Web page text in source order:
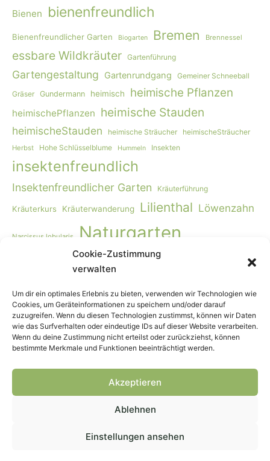
Cookie-Zustimmung
verwalten
Um dir ein optimales Erlebnis zu bieten, verwenden wir Technologien wie
Cookies, um Geräteinformationen zu speichern und/oder darauf
zuzugreifen. Wenn du diesen Technologien zustimmst, können wir Daten
wie das Surfverhalten oder eindeutige IDs auf dieser Website verarbeiten.
Wenn du deine Zustimmung nicht erteilst oder zurückziehst, können
bestimmte Merkmale und Funktionen beeinträchtigt werden.
Akzeptieren
Ablehnen
Einstellungen ansehen
Bienen bienenfreundlich
Bienenfreundlicher Garten Biogarten Bremen Brennessel
essbare Wildkräuter Gartenführung
Gartengestaltung Gartenrundgang
Gemeiner Schneeball
Gräser Gundermann heimisch heimische Pflanzen
heimischePflanzen heimische Stauden
heimischeStauden heimische Sträucher heimischeSträucher
Herbst Hohe Schlüsselblume Hummeln Insekten
insektenfreundlich
Insektenfreundlicher Garten Kräuterführung
Kräuterkurs Kräuterwanderung Lilienthal Löwenzahn
Narcissus lobularis Naturgarten
Naturgartengestaltung naturnaher Garten
Schmetterlinge Smoothie
Vogelmiere Vollwertkost Vögel Wiese Wildbienen
Wildkräuter Wildkräuter-Smoothie Wildkräuterkurs
Winter Worpswede
HostingPeggert